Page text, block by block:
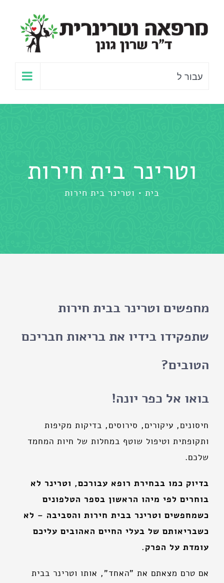
לתוכן
עבור ל
וטרינר בית חירות
בית וטרינר בית חירות
מחפשים וטרינר בבית חירות
שתפקידו בידיו את בריאות חבריכם
הטובים?
בואו אל כפר יונה!
חיסונים, עיקורים, סירוסים, בדיקות מקיפות
ותקופתית וטיפול שוטף במחלות של חיות המחמד
שלכם.
בדיוק כמו בבחירת רופא עבורכם, וטרינר לא
בוחרים לפי מיהו הראשון בספר הטלפונים
כשמחפשים וטרינר בבית חירות והסביבה – לא
כשבריאותם של בעלי החיים האהובים עליכם
עומדת על הפרק.
אם טרם מצאתם את "האחד", אותו וטרינר בבית